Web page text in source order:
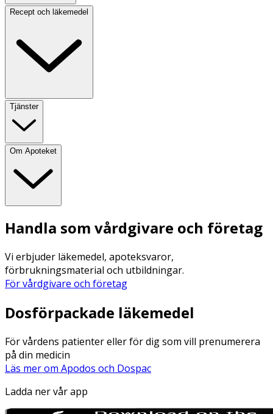
Recept och läkemedel
Tjänster
Om Apoteket
Handla som vårdgivare och företag
Vi erbjuder läkemedel, apoteksvaror,
förbrukningsmaterial och utbildningar.
För vårdgivare och företag
Dosförpackade läkemedel
För vårdens patienter eller för dig som vill prenumerera
på din medicin
Läs mer om Apodos och Dospac
Ladda ner vår app